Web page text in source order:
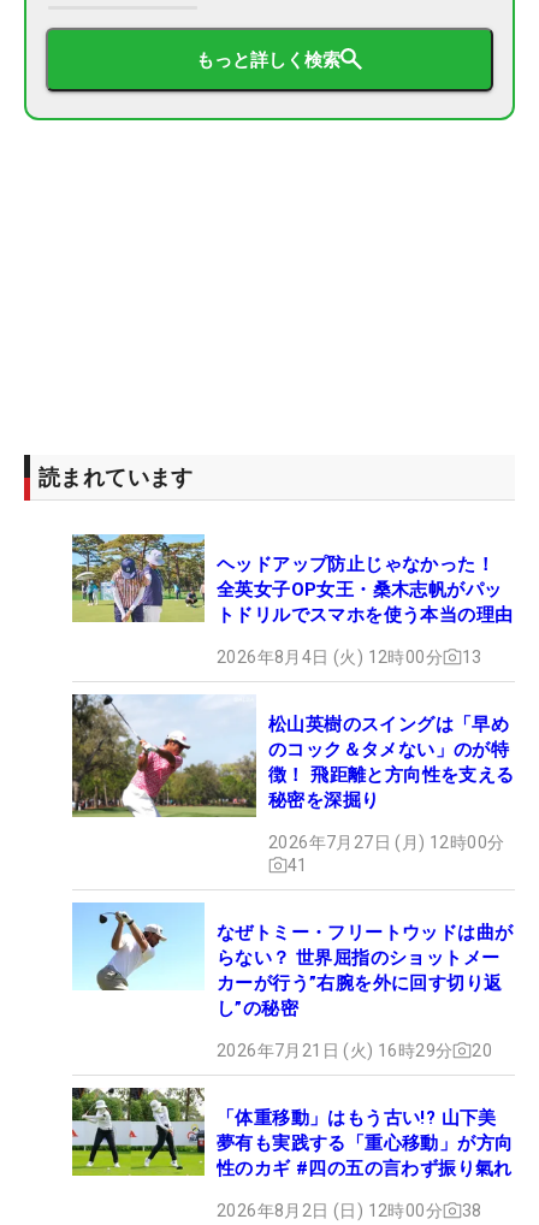
もっと詳しく検索
読まれています
ヘッドアップ防止じゃなかった！
全英女子OP女王・桑木志帆がパッ
トドリルでスマホを使う本当の理由
2026年8月4日 (火) 12時00分 13
松山英樹のスイングは「早め
のコック＆タメない」のが特
徴！ 飛距離と方向性を支える
秘密を深掘り
2026年7月27日 (月) 12時00分
41
なぜトミー・フリートウッドは曲が
らない？ 世界屈指のショットメー
カーが行う”右腕を外に回す切り返
し”の秘密
2026年7月21日 (火) 16時29分 20
「体重移動」はもう古い!? 山下美
夢有も実践する「重心移動」が方向
性のカギ #四の五の言わず振り氣れ
2026年8月2日 (日) 12時00分 38